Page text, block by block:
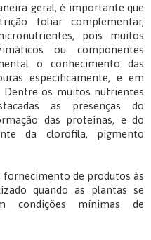
geral, é importante que
foliar complementar,
pois muitos
ou componentes
o conhecimento das
especificamente, e em
Dentre os muitos nutrientes
as presenças do
das proteínas, e do
da clorofila, pigmento
de produtos às
quando as plantas se
condições mínimas de